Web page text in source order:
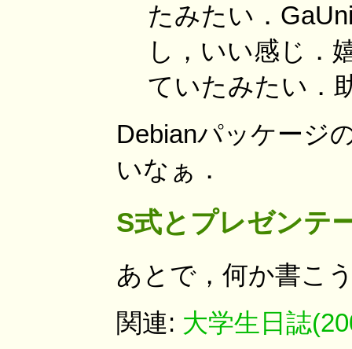
たみたい．
し，いい感じ．
ていたみたい．
Debianパッケージ
いなぁ．
S式とプレゼンテ
あとで，何か書こ
関連: 大学生日誌